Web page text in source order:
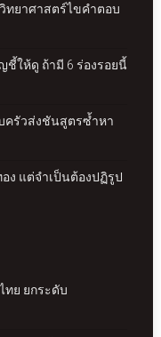
ทยาศาสตร์ไขคำตอบ
ชี้ให้ดู ถ้ามี 6 ร่องรอยนี้
ครัวส่งชันสูตรซ้ำหา
ง แต่จำเป็นต้องปฏิรูป
ทย ยกระดับ